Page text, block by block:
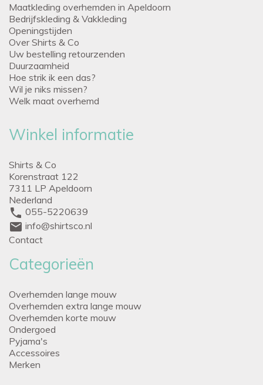
Maatkleding overhemden in Apeldoorn
Bedrijfskleding & Vakkleding
Openingstijden
Over Shirts & Co
Uw bestelling retourzenden
Duurzaamheid
Hoe strik ik een das?
Wil je niks missen?
Welk maat overhemd
Winkel informatie
Shirts & Co
Korenstraat 122
7311 LP Apeldoorn
Nederland
phone 055-5220639
mail info@shirtsco.nl
Contact
Categorieën
Overhemden lange mouw
Overhemden extra lange mouw
Overhemden korte mouw
Ondergoed
Pyjama's
Accessoires
Merken